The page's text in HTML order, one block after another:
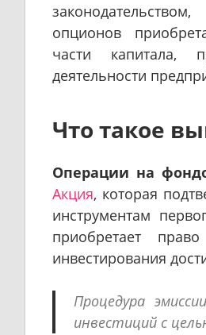
опционов
части капитала,
деятельности
Что такое
Операции на
Акция, которая
инструментам
приобретает
инвестирования
Процедура
инвестиций с